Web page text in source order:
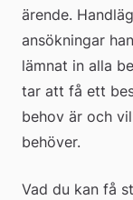
ärende.
ansökningar
lämnat in alla
tar att få ett
behov är och
behöver.
Vad du kan få